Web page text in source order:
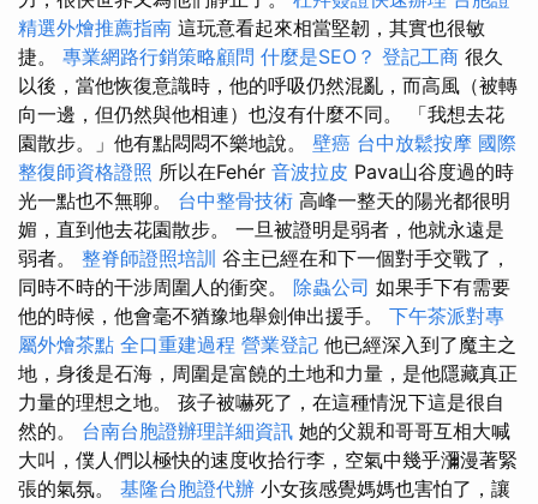
精選外燴推薦指南 這玩意看起來相當堅韌，其實也很敏
捷。 專業網路行銷策略顧問 什麼是SEO？ 登記工商 很久
以後，當他恢復意識時，他的呼吸仍然混亂，而高風（被轉
向一邊，但仍然與他相連）也沒有什麼不同。 「我想去花
園散步。」他有點悶悶不樂地說。 壁癌 台中放鬆按摩 國際
整復師資格證照 所以在Fehér 音波拉皮 Pava山谷度過的時
光一點也不無聊。 台中整骨技術 高峰一整天的陽光都很明
媚，直到他去花園散步。 一旦被證明是弱者，他就永遠是
弱者。 整脊師證照培訓 谷主已經在和下一個對手交戰了，
同時不時的干涉周圍人的衝突。 除蟲公司 如果手下有需要
他的時候，他會毫不猶豫地舉劍伸出援手。 下午茶派對專
屬外燴茶點 全口重建過程 營業登記 他已經深入到了魔主之
地，身後是石海，周圍是富饒的土地和力量，是他隱藏真正
力量的理想之地。 孩子被嚇死了，在這種情況下這是很自
然的。 台南台胞證辦理詳細資訊 她的父親和哥哥互相大喊
大叫，僕人們以極快的速度收拾行李，空氣中幾乎瀰漫著緊
張的氣氛。 基隆台胞證代辦 小女孩感覺媽媽也害怕了，讓